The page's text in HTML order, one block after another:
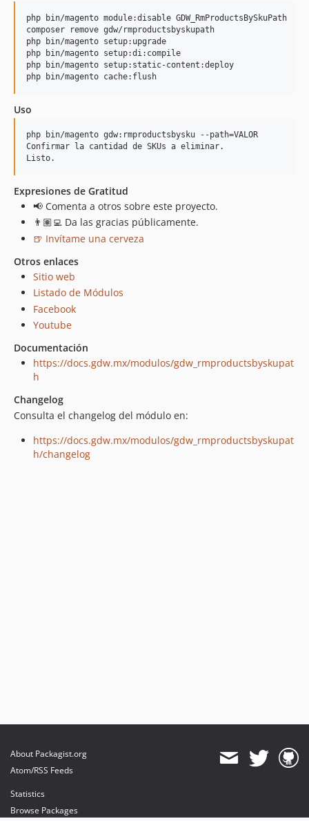
php bin/magento module:disable GDW_RmProductsBySkuPath
composer remove gdw/rmproductsbyskupath
php bin/magento setup:upgrade
php bin/magento setup:di:compile
php bin/magento setup:static-content:deploy
Uso
php bin/magento gdw:rmproductsbysku --path=VALOR
Confirmar la cantidad de SKUs a eliminar.
Expresiones de Gratitud
📢 Comenta a otros sobre este proyecto.
👨🏽‍💻 Da las gracias públicamente.
🍺 Invítame una cerveza
Otros enlaces
Sitio web
Listado de Módulos
Facebook
Youtube
Documentación
https://docs.gdw.mx/modulos/gdw_rmproductsbyskupat
h
Changelog
Consulta el changelog del módulo en:
https://docs.gdw.mx/modulos/gdw_rmproductsbyskupat
h/changelog
About Packagist.org
Atom/RSS Feeds
Statistics
Browse Packages